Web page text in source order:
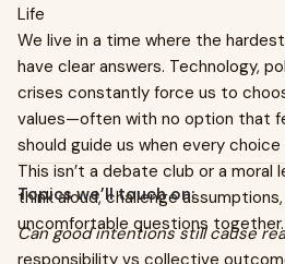
Life
We live in a time where the
have clear answers. Technology,
crises constantly force us to
values—often with no option that
should guide us when every
This isn’t a debate club or a moral
think aloud, challenge
uncomfortable questions together.
Topics we’ll touch on:
Can good intentions still cause
responsibility vs collective